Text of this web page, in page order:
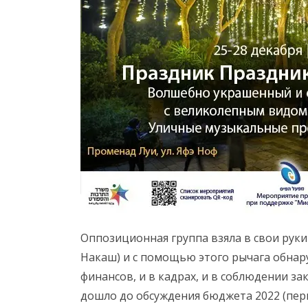
Оппозиционная группа взяла в свои
Накаш) и с помощью этого рычага
финансов, и в кадрах, и в соблюдении
дошло до обсуждения бюджета 2022